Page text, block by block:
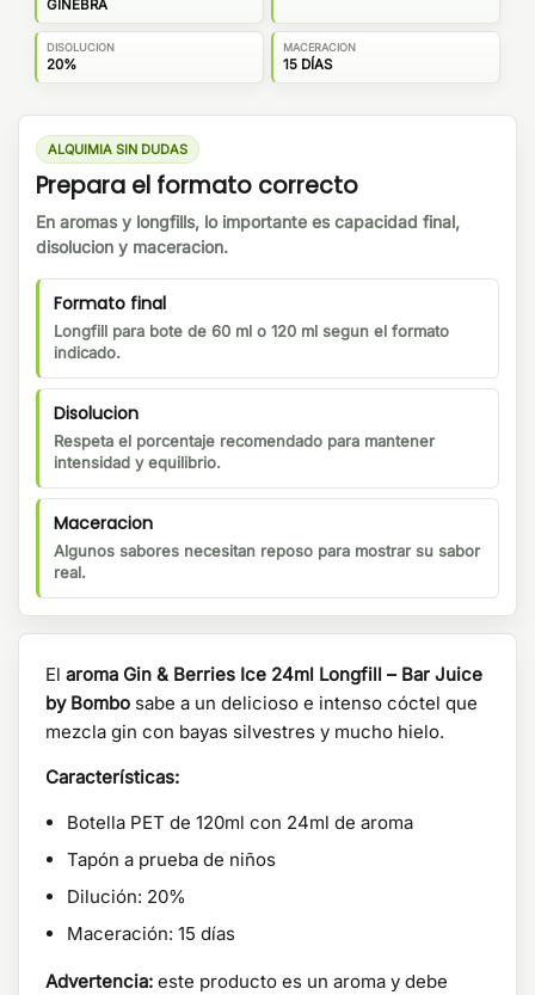
GINEBRA
DISOLUCION
20%
MACERACION
15 DÍAS
ALQUIMIA SIN DUDAS
Prepara el formato correcto
En aromas y longfills, lo importante es capacidad final,
disolucion y maceracion.
Formato final
Longfill para bote de 60 ml o 120 ml segun el formato
indicado.
Disolucion
Respeta el porcentaje recomendado para mantener
intensidad y equilibrio.
Maceracion
Algunos sabores necesitan reposo para mostrar su sabor
real.
El aroma Gin & Berries Ice 24ml Longfill – Bar Juice
by Bombo sabe a un delicioso e intenso cóctel que
mezcla gin con bayas silvestres y mucho hielo.
Características:
Botella PET de 120ml con 24ml de aroma
Tapón a prueba de niños
Dilución: 20%
Maceración: 15 días
Advertencia: este producto es un aroma y debe